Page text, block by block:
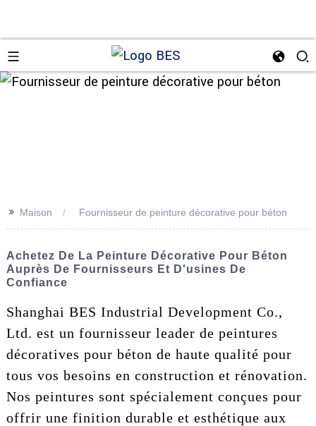
>> Maison Fournisseur de peinture décorative pour béton
Achetez De La Peinture Décorative Pour Béton
Auprès De Fournisseurs Et D'usines De
Confiance
Shanghai BES Industrial Development Co.,
Ltd. est un fournisseur leader de peintures
décoratives pour béton de haute qualité pour
tous vos besoins en construction et rénovation.
Nos peintures sont spécialement conçues pour
offrir une finition durable et esthétique aux